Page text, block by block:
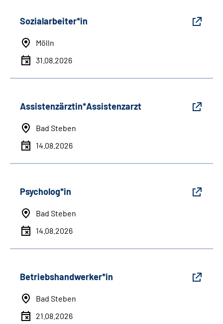
Sozialarbeiter*in
Mölln
31.08.2026
Assistenzärztin*Assistenzarzt
Bad Steben
14.08.2026
Psycholog*in
Bad Steben
14.08.2026
Betriebshandwerker*in
Bad Steben
21.08.2026